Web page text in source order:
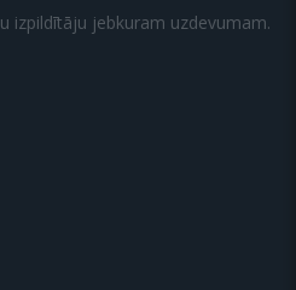
izpildītāju jebkuram uzdevumam.